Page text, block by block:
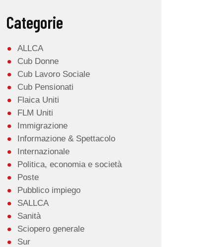
Categorie
ALLCA
Cub Donne
Cub Lavoro Sociale
Cub Pensionati
Flaica Uniti
FLM Uniti
Immigrazione
Informazione & Spettacolo
Internazionale
Politica, economia e società
Poste
Pubblico impiego
SALLCA
Sanità
Sciopero generale
Sur